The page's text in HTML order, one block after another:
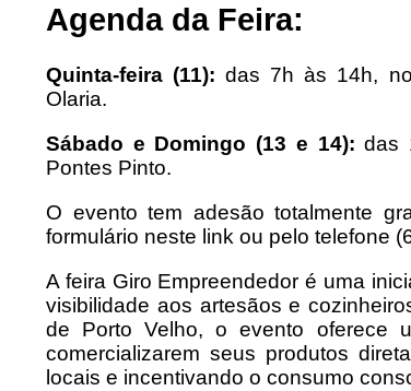
Agenda da Feira:
Quinta-feira (11): das 7h às 14h,
Olaria.
Sábado e Domingo (13 e 14): das
Pontes Pinto.
O evento tem adesão totalmente
formulário neste link ou pelo telefone
A feira Giro Empreendedor é uma
visibilidade aos artesãos e
de Porto Velho, o evento oferece
comercializarem seus produtos
locais e incentivando o consumo